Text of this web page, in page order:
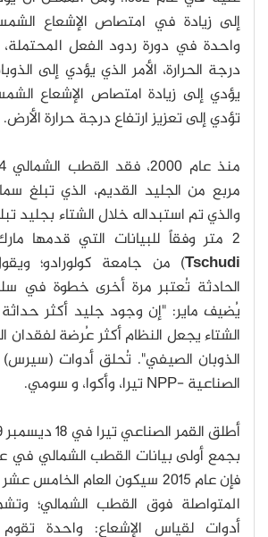
إلى زيادة في امتصاص الإشعاع
واحدة في دورة ردود الفعل المحتملة،
درجة الحرارة، الأمر الذي يؤدي إلى
يؤدي إلى زيادة امتصاص الإشعاع
تؤدي إلى تعزيز ارتفاع درجة حرارة الأرض.
والذي تم استبداله خلال الشتاء بجليد
2 متر وفقاً للبيانات التي قدمها مارك تشودي (
Tschudi) من جامعة كولورادو؛
الحادثة تُعتبر مرة أخرى خطوة في
يُضيف ماير: "إن وجود جليد أكثر
الشتاء يجعل النظام أكثر عُرضة لفقدان
الذوبان الصيفي". تُحلق أدوات (سيرس)
الصناعية -NPP تيرا، وأكوا، و سومي.
فإن عام 2015 سيكون العام
المتواصلة فوق القطب الشمالي؛
أدوات لقياس الإشعاع: واحدة